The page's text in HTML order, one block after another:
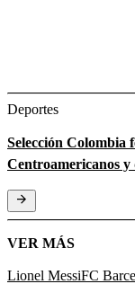
Deportes
Selección Colombia
Centroamericanos
VER MÁS
Lionel MessiFC